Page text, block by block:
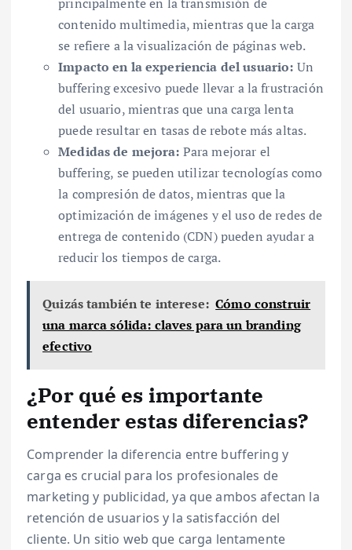
contenido multimedia, mientras que la carga
se refiere a la visualización de páginas web.
Impacto en la experiencia del usuario: Un
buffering excesivo puede llevar a la frustración
del usuario, mientras que una carga lenta
puede resultar en tasas de rebote más altas.
Medidas de mejora: Para mejorar el
buffering, se pueden utilizar tecnologías como
la compresión de datos, mientras que la
optimización de imágenes y el uso de redes de
entrega de contenido (CDN) pueden ayudar a
reducir los tiempos de carga.
Quizás también te interese: Cómo construir
una marca sólida: claves para un branding
efectivo
¿Por qué es importante
entender estas diferencias?
Comprender la diferencia entre buffering y
carga es crucial para los profesionales de
marketing y publicidad, ya que ambos afectan la
retención de usuarios y la satisfacción del
cliente. Un sitio web que carga lentamente